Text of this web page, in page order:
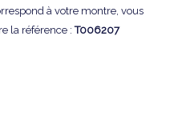
à votre montre, vous
la référence :T006207